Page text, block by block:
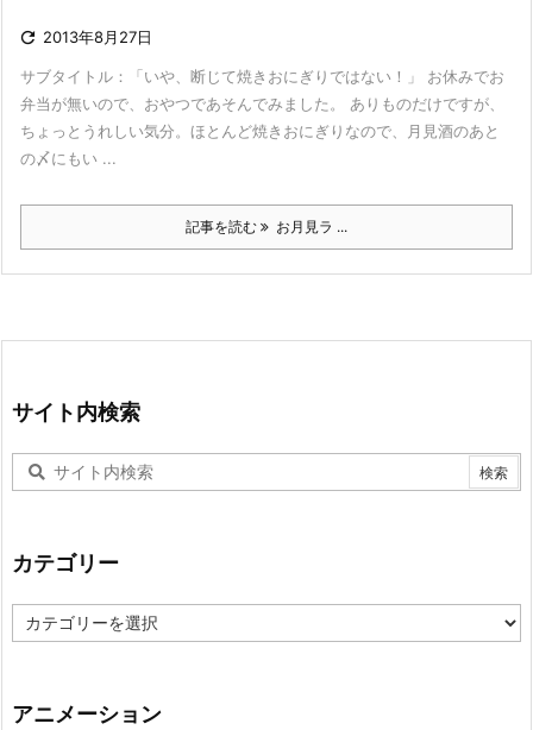
 2013年8月27日
サブタイトル：「いや、断じて焼きおにぎりではない！」 お休みでお
弁当が無いので、おやつであそんでみました。 ありものだけですが、
ちょっとうれしい気分。ほとんど焼きおにぎりなので、月見酒のあと
の〆にもい ...
記事を読む お月見ラ ...
サイト内検索
カテゴリー
テ
ー
アニメーション